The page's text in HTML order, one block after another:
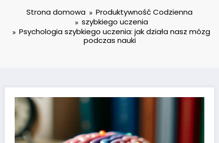
Strona domowa
Produktywność Codzienna
szybkiego uczenia
Psychologia szybkiego uczenia: jak działa nasz mózg
podczas nauki